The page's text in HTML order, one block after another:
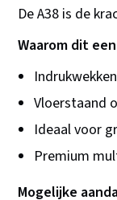
De A38 is de
Waarom dit
Vloerstaand
Ideaal voor
Premium
Mogelijke